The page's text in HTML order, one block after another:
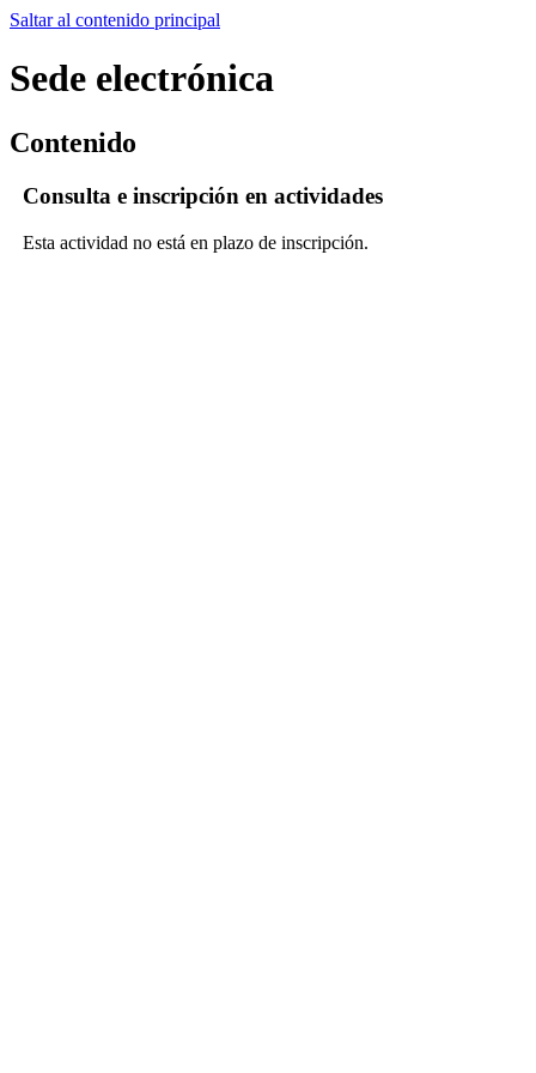
Saltar al contenido principal
Sede electrónica
Contenido
Consulta e inscripción en actividades
Esta actividad no está en plazo de inscripción.